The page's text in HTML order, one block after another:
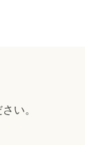
い。